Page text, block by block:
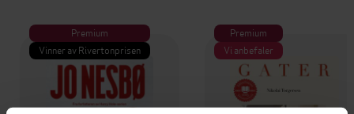
Premium
Vinner av Rivertonprisen
Premium
Vi anbefaler